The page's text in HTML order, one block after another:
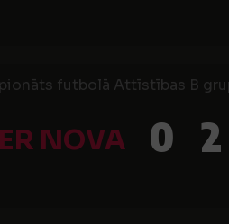
futbolā Attīstības B
NOVA 0 2